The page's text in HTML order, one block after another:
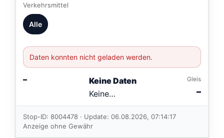
Verkehrsmittel
Alle
Daten konnten nicht geladen werden.
–
Keine Daten
Keine
Verbindungen
im aktuellen
Feed.
Gleis
–
Stop-ID: 8004478 · Update: 06.08.2026, 07:14:17
Anzeige ohne Gewähr